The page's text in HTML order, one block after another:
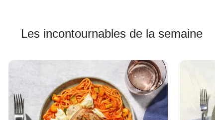
Les incontournables de la semaine